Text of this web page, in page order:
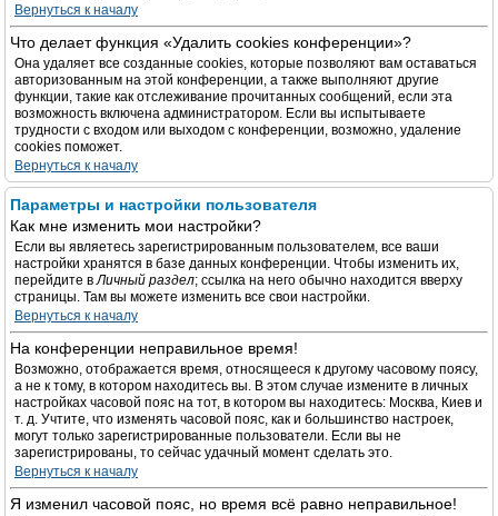
Вернуться к началу
Что делает функция «Удалить cookies конференции»?
Она удаляет все созданные cookies, которые позволяют вам оставаться
авторизованным на этой конференции, а также выполняют другие
функции, такие как отслеживание прочитанных сообщений, если эта
возможность включена администратором. Если вы испытываете
трудности с входом или выходом с конференции, возможно, удаление
cookies поможет.
Вернуться к началу
Параметры и настройки пользователя
Как мне изменить мои настройки?
Если вы являетесь зарегистрированным пользователем, все ваши
настройки хранятся в базе данных конференции. Чтобы изменить их,
перейдите вЛичный раздел; ссылка на него обычно находится вверху
страницы. Там вы можете изменить все свои настройки.
Вернуться к началу
На конференции неправильное время!
Возможно, отображается время, относящееся к другому часовому поясу,
а не к тому, в котором находитесь вы. В этом случае измените в личных
настройках часовой пояс на тот, в котором вы находитесь: Москва, Киев и
т. д. Учтите, что изменять часовой пояс, как и большинство настроек,
могут только зарегистрированные пользователи. Если вы не
зарегистрированы, то сейчас удачный момент сделать это.
Вернуться к началу
Я изменил часовой пояс, но время всё равно неправильное!